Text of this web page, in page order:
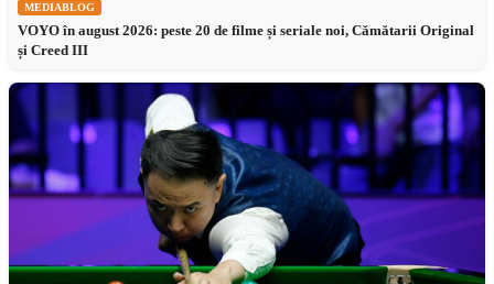
MEDIABLOG
VOYO în august 2026: peste 20 de filme și seriale noi, Cămătarii Original
și Creed III